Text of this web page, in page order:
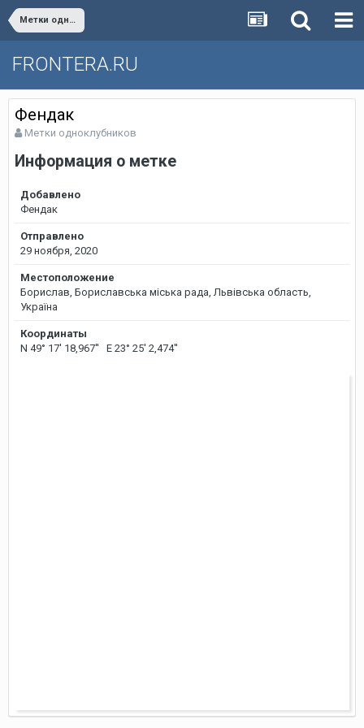
Метки одноклубников
FRONTERA.RU
Фендак
Метки одноклубников
Информация о метке
Добавлено
Фендак
Отправлено
29 ноября, 2020
Местоположение
Борислав, Бориславська міська рада, Львівська область,
Україна
Координаты
N 49° 17' 18,967'' E 23° 25' 2,474''